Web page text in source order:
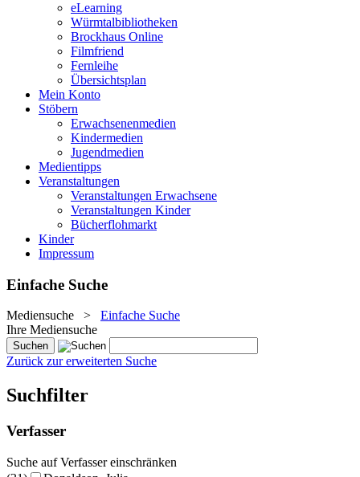
eLearning
Würmtalbibliotheken
Brockhaus Online
Filmfriend
Fernleihe
Übersichtsplan
Mein Konto
Stöbern
Erwachsenenmedien
Kindermedien
Jugendmedien
Medientipps
Veranstaltungen
Veranstaltungen Erwachsene
Veranstaltungen Kinder
Bücherflohmarkt
Kinder
Impressum
Einfache Suche
Mediensuche > Einfache Suche
Ihre Mediensuche
Zurück zur erweiterten Suche
Suchfilter
Verfasser
Suche auf Verfasser einschränken